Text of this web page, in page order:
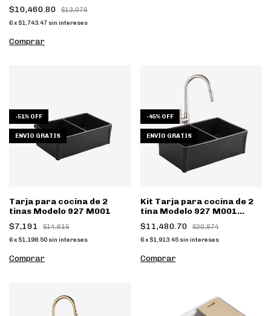
$10,460.80
$13,076
6x $1,743.47 sin intereses
Comprar
-51% OFF
ENVÍO GRATIS
Tarja para cocina de 2
tinas Modelo 927 M001
$7,191
$14,615
6x $1,198.50 sin intereses
Comprar
-45% OFF
ENVÍO GRATIS
Kit Tarja para cocina de 2
tina Modelo 927 M001
Negro con Monomando
satin
$11,480.70 $20,874
6 x $1,913.45 sin intereses
Comprar